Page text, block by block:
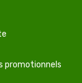
promotionnels